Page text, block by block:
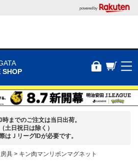
powered by
SHOP
までのご注文は当日出荷。
（土日祝日は除く）
はＪリーグIDが必要です。
具 キン肉マンリボンマグネット